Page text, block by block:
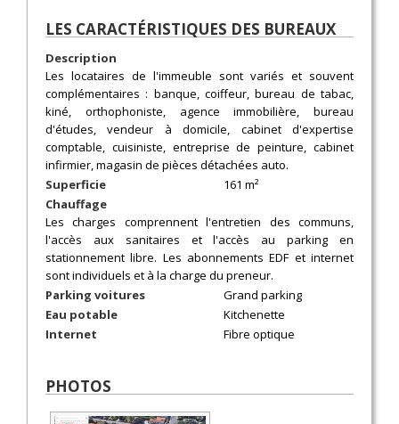
LES CARACTÉRISTIQUES DES BUREAUX
Description
Les locataires de l'immeuble sont variés et souvent
complémentaires : banque, coiffeur, bureau de tabac,
kiné, orthophoniste, agence immobilière, bureau
d'études, vendeur à domicile, cabinet d'expertise
comptable, cuisiniste, entreprise de peinture, cabinet
infirmier, magasin de pièces détachées auto.
Superficie
161 m²
Chauffage
Les charges comprennent l'entretien des communs,
l'accès aux sanitaires et l'accès au parking en
stationnement libre. Les abonnements EDF et internet
sont individuels et à la charge du preneur.
Parking voitures
Grand parking
Eau potable
Kitchenette
Internet
Fibre optique
PHOTOS